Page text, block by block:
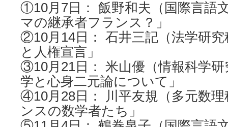
①10月7日： 飯野和夫（国際言語
マの継承者フランス？」
②10月14日： 石井三記（法学研
と人権宣言」
③10月21日： 米山優（情報科学
学と心身二元論について」
④10月28日： 川平友規（多元数
ンスの数学者たち」